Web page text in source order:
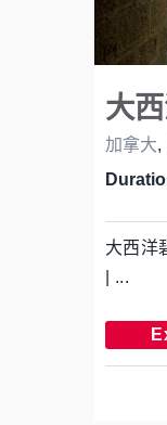
大
加拿大,
大西洋
| ...